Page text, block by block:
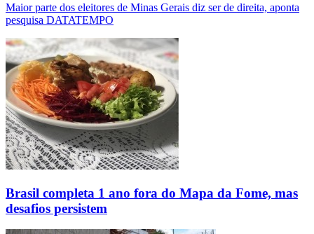
Maior parte dos eleitores de Minas Gerais diz ser de direita, aponta
pesquisa DATATEMPO
Brasil completa 1 ano fora do Mapa da Fome, mas
desafios persistem